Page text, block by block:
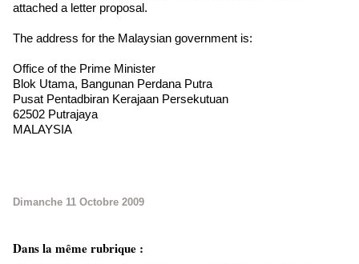
attached a letter proposal.
The address for the Malaysian government is:
Office of the Prime Minister
Blok Utama, Bangunan Perdana Putra
Pusat Pentadbiran Kerajaan Persekutuan
62502 Putrajaya
MALAYSIA
Dimanche 11 Octobre 2009
Dans la même rubrique :